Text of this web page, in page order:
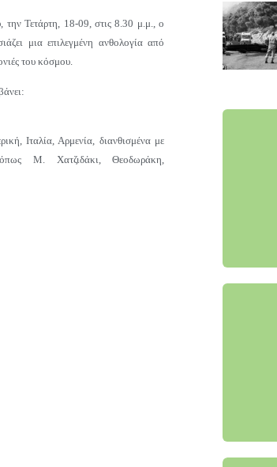
την Τετάρτη, 18-09, στις 8.30 μ.μ., ο
μια επιλεγμένη ανθολογία από
του κόσμου.
Ιταλία, Αρμενία, διανθισμένα με
Μ. Χατζιδάκι, Θεοδωράκη,